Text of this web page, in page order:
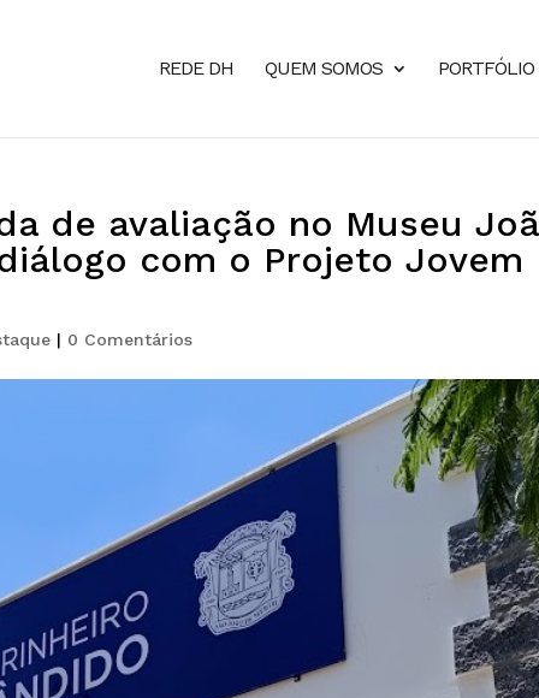
REDE DH QUEM SOMOS PORTFÓLIO
de avaliação no Museu
com o Projeto Jovem
| 0 Comentários